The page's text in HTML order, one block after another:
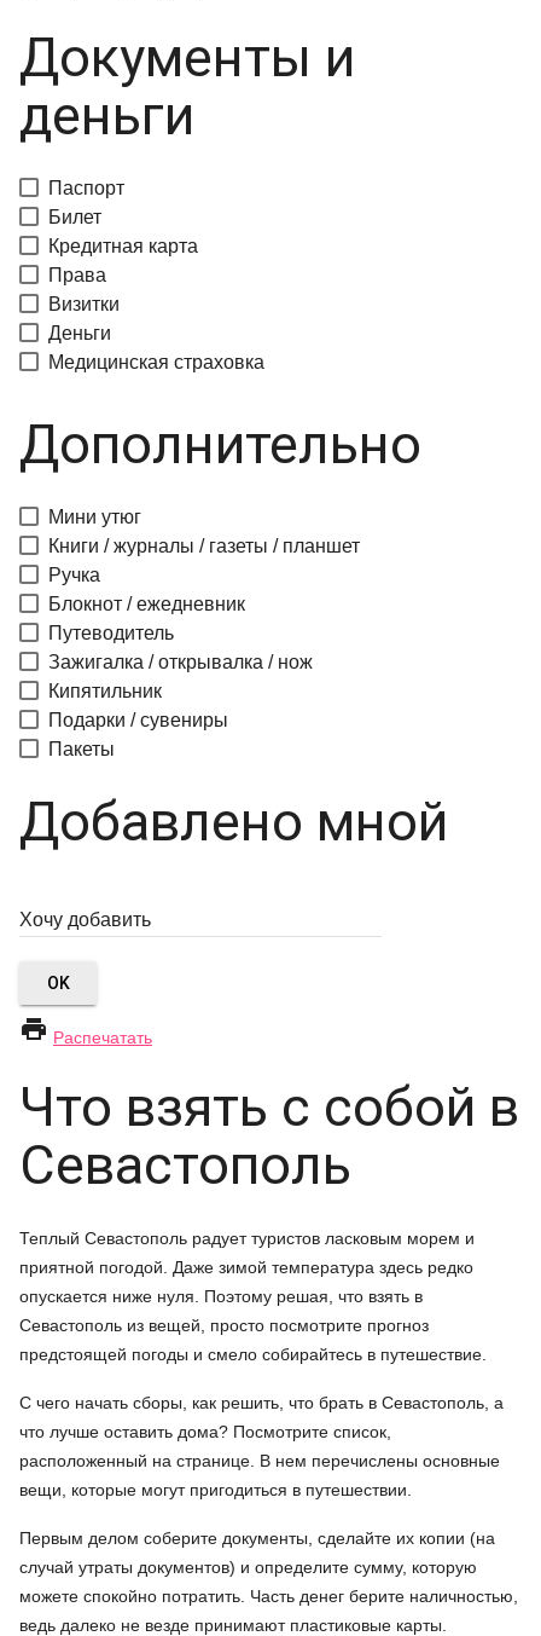
Документы и
деньги
Паспорт
Билет
Кредитная карта
Права
Визитки
Деньги
Медицинская страховка
Дополнительно
Мини утюг
Книги / журналы / газеты / планшет
Ручка
Блокнот / ежедневник
Путеводитель
Зажигалка / открывалка / нож
Кипятильник
Подарки / сувениры
Пакеты
Добавлено мной
OK
 Распечатать
Что взять с собой в
Севастополь
Теплый Севастополь радует туристов ласковым морем и
приятной погодой. Даже зимой температура здесь редко
опускается ниже нуля. Поэтому решая, что взять в
Севастополь из вещей, просто посмотрите прогноз
предстоящей погоды и смело собирайтесь в путешествие.
С чего начать сборы, как решить, что брать в Севастополь, а
что лучше оставить дома? Посмотрите список,
расположенный на странице. В нем перечислены основные
вещи, которые могут пригодиться в путешествии.
Первым делом соберите документы, сделайте их копии (на
случай утраты документов) и определите сумму, которую
можете спокойно потратить. Часть денег берите наличностью,
ведь далеко не везде принимают пластиковые карты.